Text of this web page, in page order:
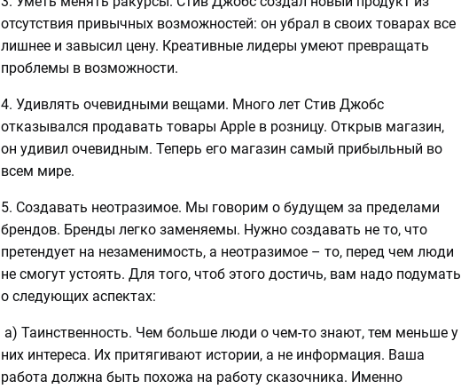
отсутствия привычных возможностей: он убрал в своих товарах все
лишнее и завысил цену. Креативные лидеры умеют превращать
проблемы в возможности.
4. Удивлять очевидными вещами. Много лет Стив Джобс
отказывался продавать товары Apple в розницу. Открыв магазин,
он удивил очевидным. Теперь его магазин самый прибыльный во
всем мире.
5. Создавать неотразимое. Мы говорим о будущем за пределами
брендов. Бренды легко заменяемы. Нужно создавать не то, что
претендует на незаменимость, а неотразимое – то, перед чем люди
не смогут устоять. Для того, чтоб этого достичь, вам надо подумать
о следующих аспектах:
а) Таинственность. Чем больше люди о чем-то знают, тем меньше у
них интереса. Их притягивают истории, а не информация. Ваша
работа должна быть похожа на работу сказочника. Именно